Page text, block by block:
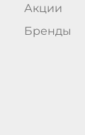
Акции
Бренды